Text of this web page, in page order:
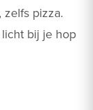
pizza.
bij je hop